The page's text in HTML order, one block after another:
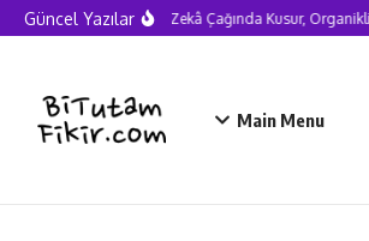
Skip to content
Güncel YazılarYapay Zekâ Çağında Kusur,
Main Menu